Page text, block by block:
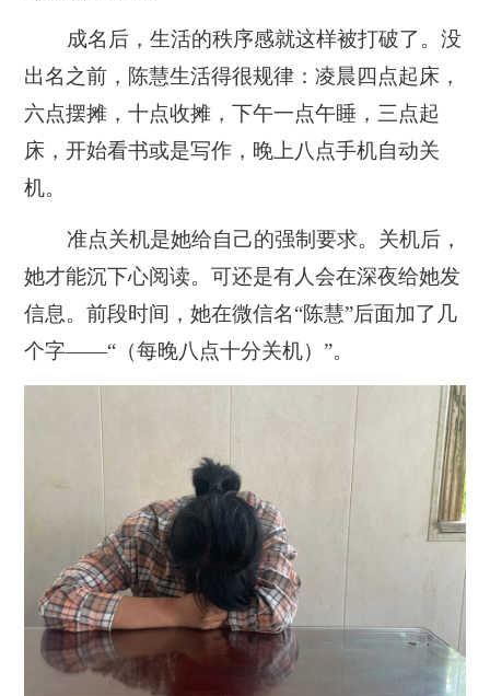
成名后，生活的秩序感就这样被打破了。 没
出名之前，陈慧生活得很规律：凌晨四点起床，
六点摆摊，十点收摊，下午一点午睡，三点起
床，开始看书或是写作，晚上八点手机自动关
机。
准点关机是她给自己的强制要求。关机后，
她才能沉下心阅读。可还是有人会在深夜给她发
信息。前段时间，她在微信名“陈慧”后面加了几
个字——“（每晚八点十分关机）”。